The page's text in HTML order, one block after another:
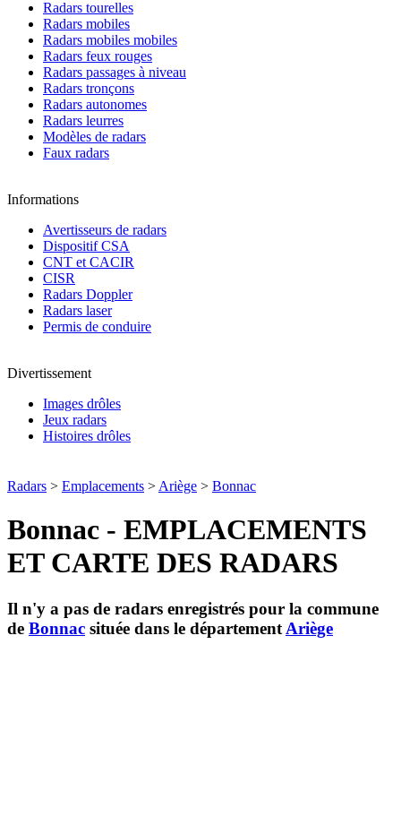
Radars tourelles
Radars mobiles
Radars mobiles mobiles
Radars feux rouges
Radars passages à niveau
Radars tronçons
Radars autonomes
Radars leurres
Modèles de radars
Faux radars
Informations
Avertisseurs de radars
Dispositif CSA
CNT et CACIR
CISR
Radars Doppler
Radars laser
Permis de conduire
Divertissement
Images drôles
Jeux radars
Histoires drôles
Radars > Emplacements > Ariège > Bonnac
Bonnac - EMPLACEMENTS
ET CARTE DES RADARS
Il n'y a pas de radars enregistrés pour la commune
de Bonnac située dans le département Ariège